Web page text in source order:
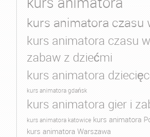
kurs animatora czasu
kurs animatora czasu
zabaw z dziećmi
kurs animatora
kurs animatora gdańsk
kurs animatora gier i
kurs animatora katowice kurs animatora
kurs animatora Warszawa